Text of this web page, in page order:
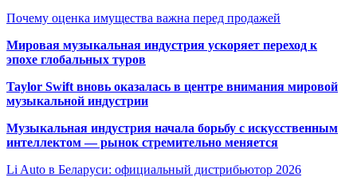
Почему оценка имущества важна перед продажей
Мировая музыкальная индустрия ускоряет переход к
эпохе глобальных туров
Taylor Swift вновь оказалась в центре внимания мировой
музыкальной индустрии
Музыкальная индустрия начала борьбу с искусственным
интеллектом — рынок стремительно меняется
Li Auto в Беларуси: официальный дистрибьютор 2026